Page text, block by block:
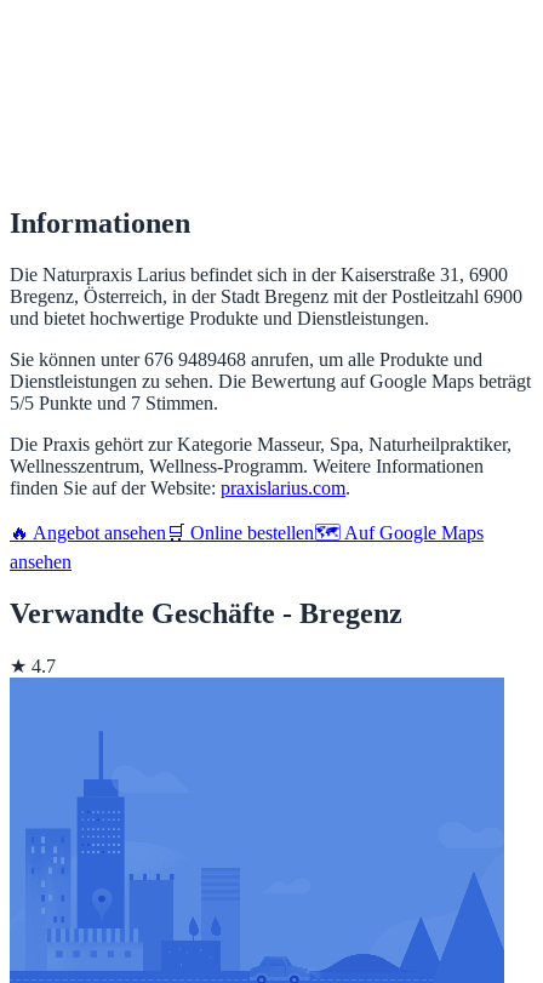
Informationen
Die Naturpraxis Larius befindet sich in der Kaiserstraße 31, 6900
Bregenz, Österreich, in der Stadt Bregenz mit der Postleitzahl 6900
und bietet hochwertige Produkte und Dienstleistungen.
Sie können unter 676 9489468 anrufen, um alle Produkte und
Dienstleistungen zu sehen. Die Bewertung auf Google Maps beträgt
5/5 Punkte und 7 Stimmen.
Die Praxis gehört zur Kategorie Masseur, Spa, Naturheilpraktiker,
Wellnesszentrum, Wellness-Programm. Weitere Informationen
finden Sie auf der Website: praxislarius.com.
🔥 Angebot ansehen 🛒 Online bestellen🗺️ Auf Google Maps
ansehen
Verwandte Geschäfte - Bregenz
★ 4.7